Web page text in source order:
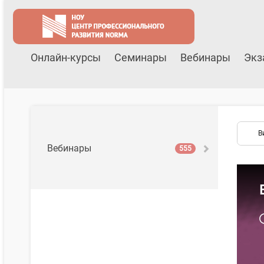
Онлайн-курсы Семинары Вебинары
Вебинары 555